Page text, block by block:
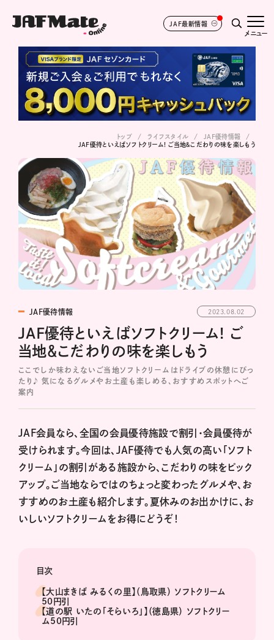
JAF最新情報
メニュー
トップ ライフスタイル
JAF優待情報
JAF優待といえばソフトクリーム! ご当地＆こだわりの味を楽しもう
JAF優待情報 2023.08.02
JAF優待といえばソフトクリーム! ご
当地＆こだわりの味を楽しもう
ここでしか味わえないご当地ソフトクリームはドライブの休憩にぴっ
たり♪ 気になるグルメやお土産も楽しめる、おすすめスポットへご
案内
JAF会員なら、全国の会員優待施設で割引・会員優待が
受けられます。今回は、JAF優待でも人気の高い「ソフト
クリーム」の割引がある施設から、こだわりの味をピック
アップ。ご当地ならではのちょっと変わったグルメや、お
すすめのお土産も紹介します。夏休みのお出かけに、お
いしいソフトクリームをお得にどうぞ！
目次
【大山まきば みるくの里】（鳥取県） ソフトクリーム
50円引
【道の駅 いたの「そらいろ」】（徳島県） ソフトクリー
ム50円引